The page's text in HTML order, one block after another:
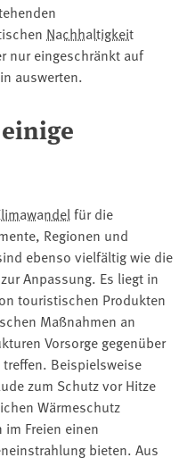
Nachhaltigkeit
nur eingeschränkt auf
auswerten.
für die
Regionen und
ebenso vielfältig wie die
Anpassung. Es liegt in
touristischen Produkten
Maßnahmen an
Vorsorge gegenüber
Beispielsweise
zum Schutz vor Hitze
Wärmeschutz
Freien einen
bieten. Aus